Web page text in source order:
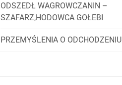
ODSZEDŁ WAGROWCZANIN –
SZAFARZ,HODOWCA GOŁEBI
PRZEMYŚLENIA O ODCHODZENIU